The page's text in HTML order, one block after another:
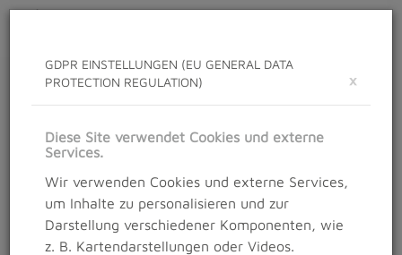
NEWS
Neuigkeiten rund um das Salzburg Trailrunning
Festival
Details
23. Oktober 2020
GDPR EINSTELLUNGEN (EU GENERAL DATA
PROTECTION REGULATION)
×
Diese Site verwendet Cookies und externe
Services.
Wir verwenden Cookies und externe Services,
um Inhalte zu personalisieren und zur
Darstellung verschiedener Komponenten, wie
z. B. Kartendarstellungen oder Videos.